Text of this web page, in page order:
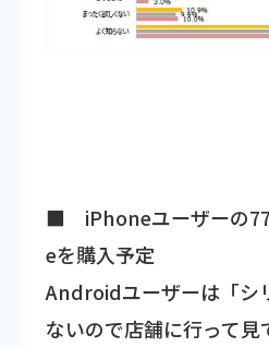
■ iPhoneユーザーの
eを購入予定
Androidユーザーは「シ
ないので店舗に行って見